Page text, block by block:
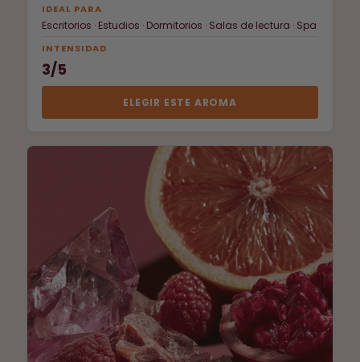
IDEAL PARA
Escritorios · Estudios · Dormitorios · Salas de lectura · Spa
INTENSIDAD
3/5
ELEGIR ESTE AROMA